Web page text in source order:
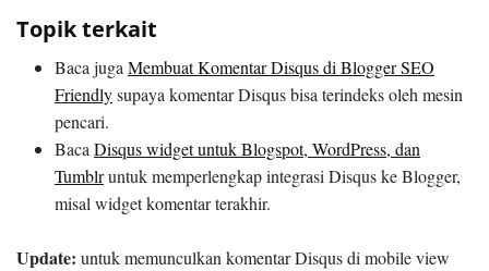
Topik terkait
Baca juga Membuat Komentar Disqus di Blogger SEO
Friendlysupaya komentar Disqus bisa terindeks oleh mesin
pencari.
Baca Disqus widget untuk Blogspot, WordPress, dan
Tumblruntuk memperlengkap integrasi Disqus ke Blogger,
misal widget komentar terakhir.
Update: untuk memunculkan komentar Disqus di mobile view